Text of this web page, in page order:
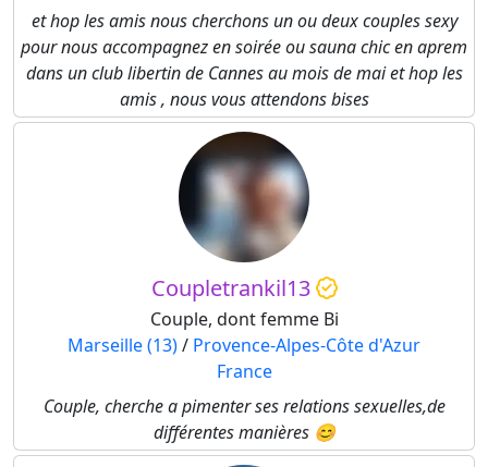
et hop les amis nous cherchons un ou deux couples sexy
pour nous accompagnez en soirée ou sauna chic en aprem
dans un club libertin de Cannes au mois de mai et hop les
amis , nous vous attendons bises
Coupletrankil13
Couple, dont femme Bi
Marseille (13)/ Provence-Alpes-Côte d'Azur
France
Couple, cherche a pimenter ses relations sexuelles,de
différentes manières 😊